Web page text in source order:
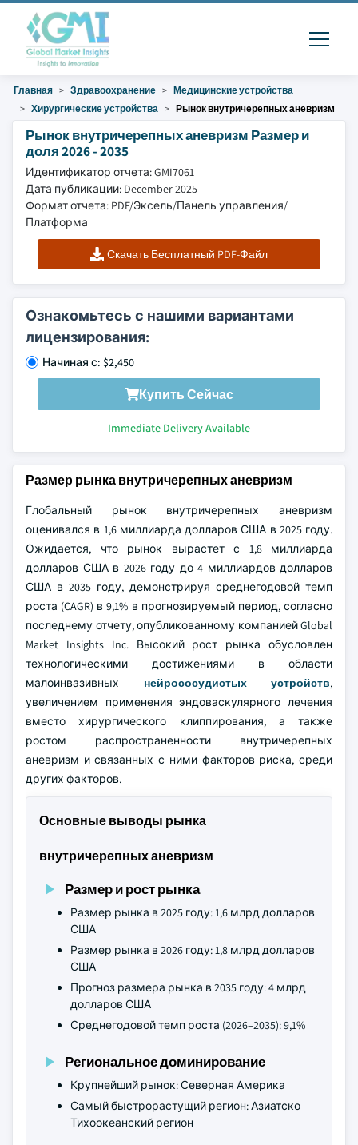
Главная Здравоохранение
Медицинские устройства
Хирургические устройства
Рынок внутричерепных аневризм
Рынок внутричерепных аневризм Размер и
доля 2026 - 2035
Идентификатор отчета: GMI7061
Дата публикации: December 2025
Формат отчета: PDF/Эксель/Панель управления/
Платформа
Скачать Бесплатный PDF-Файл
Ознакомьтесь с нашими вариантами
лицензирования:
Начиная с: $2,450
Купить Сейчас
Immediate Delivery Available
Размер рынка внутричерепных аневризм
Глобальный рынок внутричерепных аневризм
оценивался в 1,6 миллиарда долларов США в 2025 году.
Ожидается, что рынок вырастет с 1,8 миллиарда
долларов США в 2026 году до 4 миллиардов долларов
США в 2035 году, демонстрируя среднегодовой темп
роста (CAGR) в 9,1% в прогнозируемый период, согласно
последнему отчету, опубликованному компанией Global
Market Insights Inc. Высокий рост рынка обусловлен
технологическими достижениями в области
малоинвазивных нейрососудистых устройств,
увеличением применения эндоваскулярного лечения
вместо хирургического клиппирования, а также
ростом распространенности внутричерепных
аневризм и связанных с ними факторов риска, среди
других факторов.
Основные выводы рынка
внутричерепных аневризм
Размер и рост рынка
Размер рынка в 2025 году: 1,6 млрд долларов
США
Размер рынка в 2026 году: 1,8 млрд долларов
США
Прогноз размера рынка в 2035 году: 4 млрд
долларов США
Среднегодовой темп роста (2026–2035): 9,1%
Региональное доминирование
Крупнейший рынок: Северная Америка
Самый быстрорастущий регион: Азиатско-
Тихоокеанский регион